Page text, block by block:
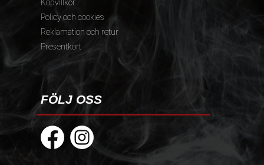
Köpvillkor
Policy och cookies
Reklamation och retur
Presentkort
FÖLJ OSS